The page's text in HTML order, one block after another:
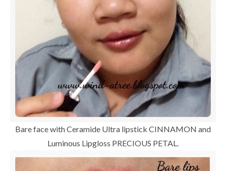
Bare face with Ceramide Ultra lipstick CINNAMON and
Luminous Lipgloss PRECIOUS PETAL.